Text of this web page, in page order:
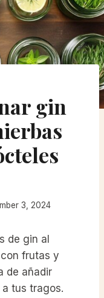
gin
3, 2024
de gin al
frutas y
de añadir
tus tragos.